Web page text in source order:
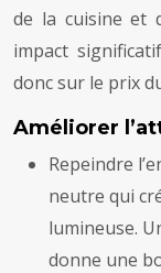
de la cuisine et
impact
donc sur le prix
Améliorer
Repeindre
neutre qui
lumineuse.
donne une